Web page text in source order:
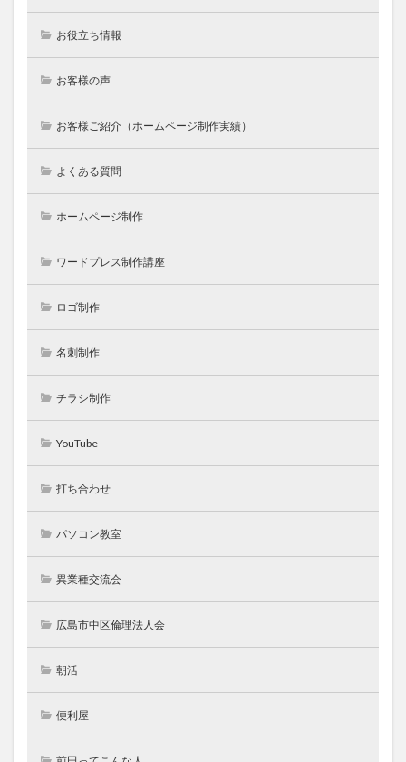
お役立ち情報
お客様の声
お客様ご紹介（ホームページ制作実績）
よくある質問
ホームページ制作
ワードプレス制作講座
ロゴ制作
名刺制作
チラシ制作
YouTube
打ち合わせ
パソコン教室
異業種交流会
広島市中区倫理法人会
朝活
便利屋